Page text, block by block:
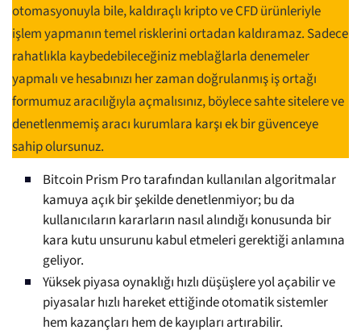
otomasyonuyla bile, kaldıraçlı kripto ve CFD ürünleriyle
işlem yapmanın temel risklerini ortadan kaldıramaz. Sadece
rahatlıkla kaybedebileceğiniz meblağlarla denemeler
yapmalı ve hesabınızı her zaman doğrulanmış iş ortağı
formumuz aracılığıyla açmalısınız, böylece sahte sitelere ve
denetlenmemiş aracı kurumlara karşı ek bir güvenceye
sahip olursunuz.
Bitcoin Prism Pro tarafından kullanılan algoritmalar
kamuya açık bir şekilde denetlenmiyor; bu da
kullanıcıların kararların nasıl alındığı konusunda bir
kara kutu unsurunu kabul etmeleri gerektiği anlamına
geliyor.
Yüksek piyasa oynaklığı hızlı düşüşlere yol açabilir ve
piyasalar hızlı hareket ettiğinde otomatik sistemler
hem kazançları hem de kayıpları artırabilir.